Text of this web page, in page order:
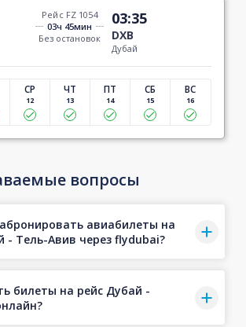
Рейс FZ 1054
03ч 45мин
Без остановок
03:35
DXB
Дубай
СР
12
ЧТ
13
ПТ
14
СБ
15
ВС
16
вопросы
авиабилеты на
- Тель-Авив через flydubai?
билеты на рейс Дубай -